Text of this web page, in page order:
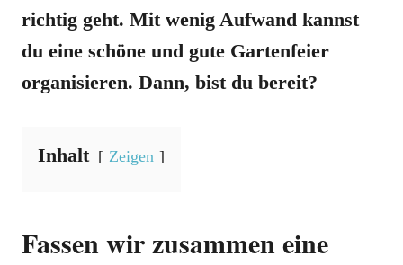
richtig geht. Mit wenig Aufwand kannst
du eine schöne und gute Gartenfeier
organisieren. Dann, bist du bereit?
Inhalt Zeigen
Fassen wir zusammen eine